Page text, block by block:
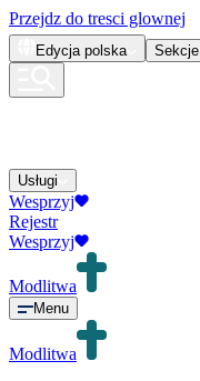
Przejdz do tresci glownej
Edycja polska Sekcje
Usługi
Wesprzyj
Rejestr
Wesprzyj
Modlitwa
Menu
Modlitwa